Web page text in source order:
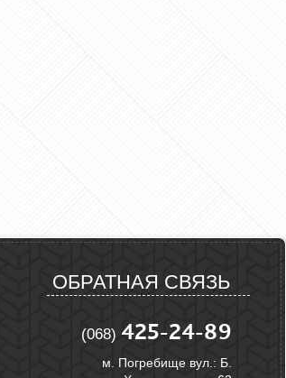
ОБРАТНАЯ СВЯЗЬ
(068) 425-24-89
м. Погребище вул.: Б.